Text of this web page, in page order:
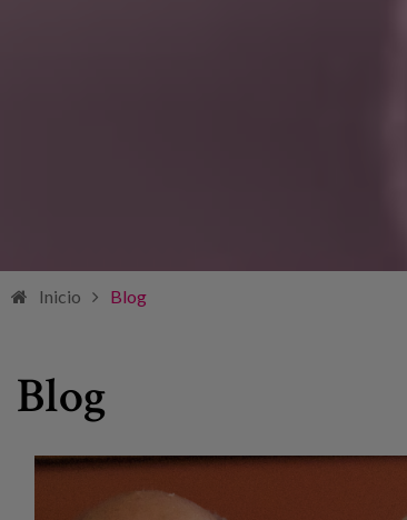
Inicio Blog
Blog